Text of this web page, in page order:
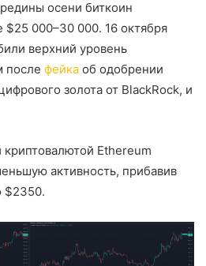
осени биткоин
$25 000–30 000. 16 октября
верхний уровень
после фейка об одобрении
золота от BlackRock, и
Ethereum
активность, прибавив
$2350.